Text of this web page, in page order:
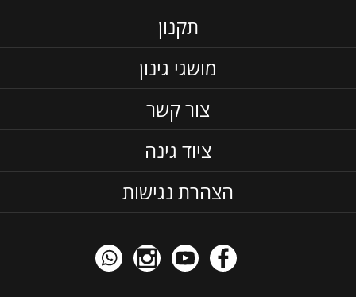
תקנון
מושגי גינון
צור קשר
ציוד גינה
הצהרת נגישות